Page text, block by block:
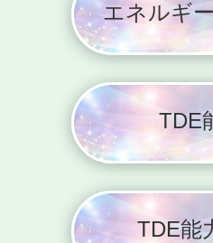
エネルギ
TDE
TDE能